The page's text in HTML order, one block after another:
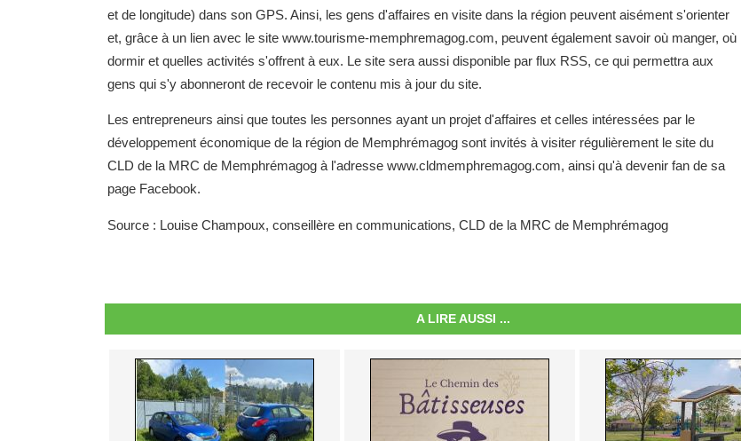
et de longitude) dans son GPS. Ainsi, les gens d'affaires en visite dans la région peuvent aisément s'orienter
et, grâce à un lien avec le site www.tourisme-memphremagog.com, peuvent également savoir où manger, où
dormir et quelles activités s'offrent à eux. Le site sera aussi disponible par flux RSS, ce qui permettra aux
gens qui s'y abonneront de recevoir le contenu mis à jour du site.
Les entrepreneurs ainsi que toutes les personnes ayant un projet d'affaires et celles intéressées par le
développement économique de la région de Memphrémagog sont invités à visiter régulièrement le site du
CLD de la MRC de Memphrémagog à l'adresse www.cldmemphremagog.com, ainsi qu'à devenir fan de sa
page Facebook.
Source : Louise Champoux, conseillère en communications, CLD de la MRC de Memphrémagog
A LIRE AUSSI ...